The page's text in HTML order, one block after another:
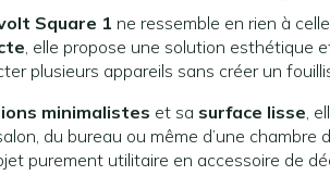
Square 1 ne ressemble en rien à
, elle propose une solution esthétique
plusieurs appareils sans créer un
minimalistes et sa surface lisse,
du bureau ou même d’une
purement utilitaire en accessoire de